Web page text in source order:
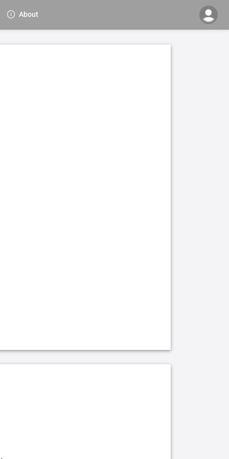
About